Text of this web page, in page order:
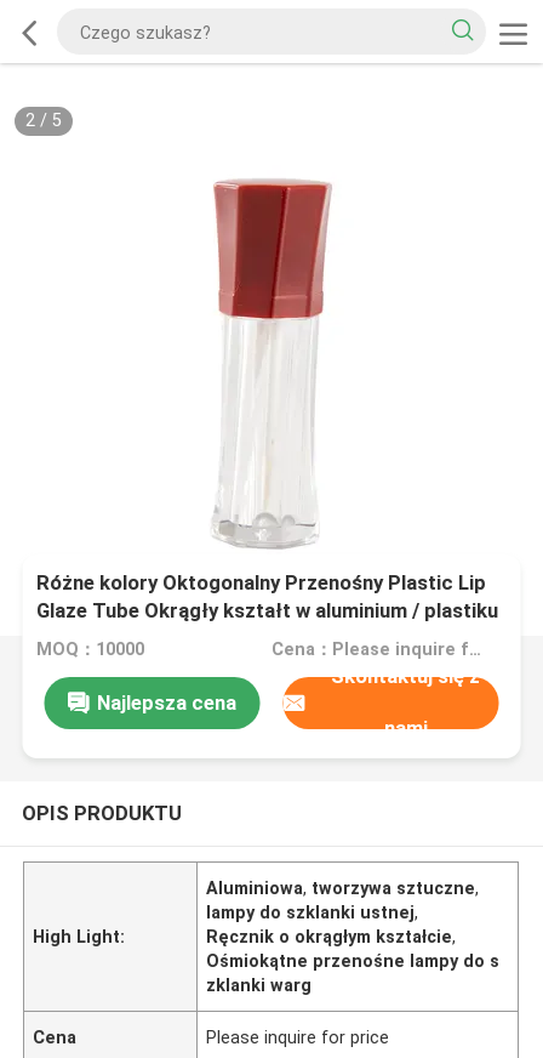
2/ 5
Różne kolory Oktogonalny Przenośny Plastic Lip
Glaze Tube Okrągły kształt w aluminium / plastiku
MOQ：10000 Cena：Please inquire for price
Najlepsza cena
Skontaktuj się z
nami
OPIS PRODUKTU
High Light:
Aluminiowa, tworzywa sztuczne,
lampy do szklanki ustnej,
Ręcznik o okrągłym kształcie,
Ośmiokątne przenośne lampy do s
zklanki warg
Cena Please inquire for price